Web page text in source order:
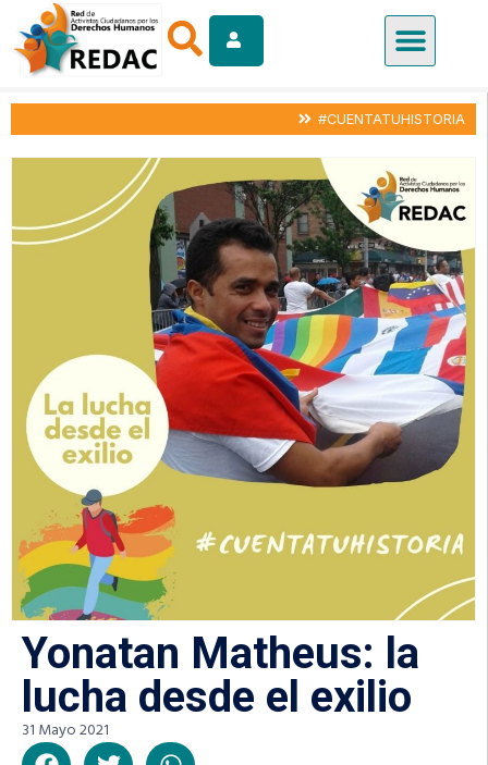
#CUENTATUHISTORIA
Yonatan Matheus: la
lucha desde el exilio
31 Mayo 2021